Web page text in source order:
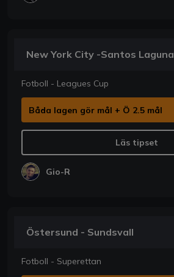
New York City -Santos Laguna
Fotboll - Leagues Cup
Båda lagen gör mål + Ö 2.5 mål
Läs tipset
Gio-R
Östersund - Sundsvall
Fotboll - Superettan